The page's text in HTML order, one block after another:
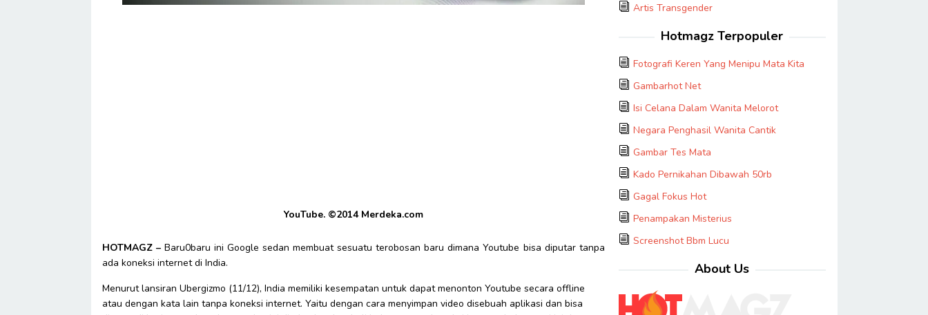
YouTube. ©2014 Merdeka.com
HOTMAGZ –Baru0baru ini Google sedan membuat sesuatu terobosan baru dimana Youtube bisa diputar tanpa
ada koneksi internet di India.
Menurut lansiran Ubergizmo (11/12), India memiliki kesempatan untuk dapat menonton Youtube secara offline
atau dengan kata lain tanpa koneksi internet. Yaitu dengan cara menyimpan video disebuah aplikasi dan bisa
Artis Transgender
Hotmagz Terpopuler
Fotografi Keren Yang Menipu Mata Kita
Gambarhot Net
Isi Celana Dalam Wanita Melorot
Negara Penghasil Wanita Cantik
Gambar Tes Mata
Kado Pernikahan Dibawah 50rb
Gagal Fokus Hot
Penampakan Misterius
Screenshot Bbm Lucu
About Us